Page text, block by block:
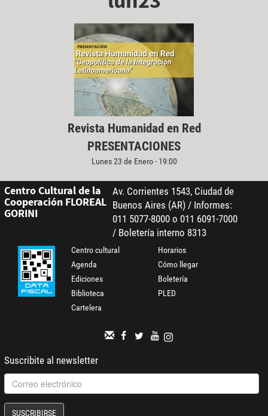
Revista Humanidad en Red
PRESENTACIONES
Lunes 23 de Enero - 19:00
Centro Cultural de la
Cooperación FLOREAL
GORINI
Av. Corrientes 1543, Ciudad de
Buenos Aires (AR) / Informes:
011 5077-8000 o 011 6091-7000
/ Boletería interno 8313
Centro cultural
Agenda
Ediciones
Biblioteca
Cartelera
Horarios
Cómo llegar
Boletería
PLED
Suscribite al newsletter
SUSCRIBIRSE